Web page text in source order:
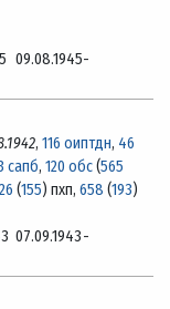
09.08.1945-
, 116 оиптдн, 46
сапб, 120 обс(565
26 (155) пхп, 658 (193)
07.09.1943-